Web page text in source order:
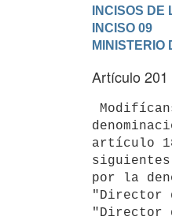
INCISOS
INCISO 09
MINISTERIO
Artículo 201
artículo
por la
"Director
"Director